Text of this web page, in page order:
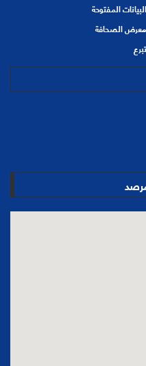
البيانات المفتوحة
معرض الصحافة
تبرع